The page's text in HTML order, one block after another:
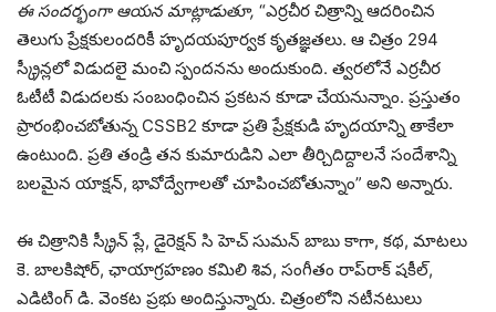
ఈ సందర్భంగా ఆయన మాట్లాడుతూ, “ఎర్రచీర చిత్రాన్ని ఆదరించిన
తెలుగు ప్రేక్షకులందరికీ హృదయపూర్వక కృతజ్ఞతలు. ఆ చిత్రం 294
స్క్రీన్లలో విడుదలై మంచి స్పందనను అందుకుంది. త్వరలోనే ఎర్రచీర
ఓటీటీ విడుదలకు సంబంధించిన ప్రకటన కూడా చేయనున్నాం. ప్రస్తుతం
ప్రారంభించబోతున్న CSSB2 కూడా ప్రతి ప్రేక్షకుడి హృదయాన్ని తాకేలా
ఉంటుంది. ప్రతి తండ్రి తన కుమారుడిని ఎలా తీర్చిదిద్దాలనే సందేశాన్ని
బలమైన యాక్షన్, భావోద్వేగాలతో చూపించబోతున్నాం” అని అన్నారు.
ఈ చిత్రానికి స్క్రీన్ ప్లే, డైరెక్షన్ సి హెచ్ సుమన్ బాబు కాగా, కథ, మాటలు
కె. బాలకిషోర్, ఛాయాగ్రహణం కమిలి శివ, సంగీతం రాప్‌రాక్ షకీల్,
ఎడిటింగ్ డి. వెంకట ప్రభు అందిస్తున్నారు. చిత్రంలోని నటీనటులు